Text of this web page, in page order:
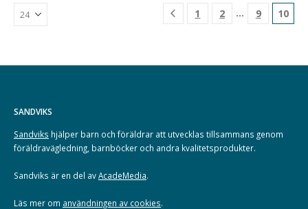
1 2 … 9 10
SANDVIKS
Sandviks hjälper barn och föräldrar att utvecklas tillsammans genom
föräldravägledning, barnböcker och andra kvalitetsprodukter.
Sandviks är en del avAcadeMedia.
Läs mer om användningen av cookies.